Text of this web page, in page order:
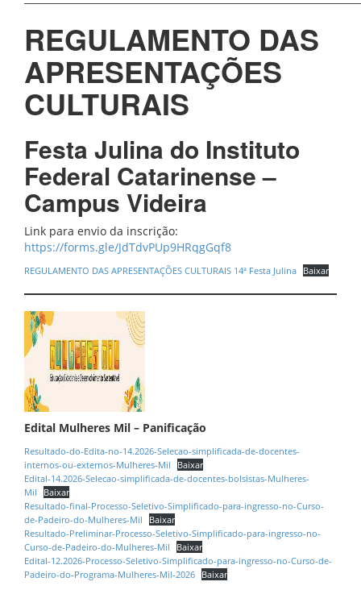
REGULAMENTO DAS
APRESENTAÇÕES
CULTURAIS
Festa Julina do Instituto
Federal Catarinense –
Campus Videira
Link para envio da inscrição:
https://forms.gle/JdTdvPUp9HRqgGqf8
REGULAMENTO DAS APRESENTAÇÕES CULTURAIS 14ª Festa Julina Baixar
Edital Mulheres Mil – Panificação
Resultado-do-Edita-no-14.2026-Selecao-simplificada-de-docentes-
internos-ou-externos-Mulheres-Mil
Baixar
Edital-14.2026-Selecao-simplificada-de-docentes-bolsistas-Mulheres-
Mil
Baixar
Resultado-final-Processo-Seletivo-Simplificado-para-ingresso-no-Curso-
de-Padeiro-do-Mulheres-Mil
Baixar
Resultado-Preliminar-Processo-Seletivo-Simplificado-para-ingresso-no-
Curso-de-Padeiro-do-Mulheres-Mil
Baixar
Edital-12.2026-Processo-Seletivo-Simplificado-para-ingresso-no-Curso-de-
Padeiro-do-Programa-Mulheres-Mil-2026 Baixar